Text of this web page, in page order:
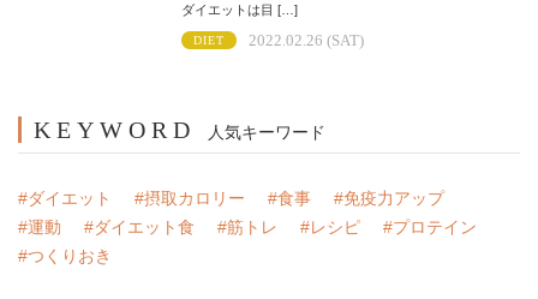
ダイエットは目 […]
DIET 2022.02.26 (SAT)
KEYWORD 人気キーワード
#ダイエット #摂取カロリー #食事
#免疫力アップ
#運動
#ダイエット食 #筋トレ #レシピ
#プロテイン
#つくりおき